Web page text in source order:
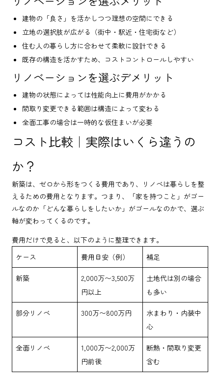
建物の「良さ」を活かしつつ理想の空間にできる
立地の選択肢が広がる（街中・駅近・住宅街など）
住む人の暮らし方に合わせて柔軟に設計できる
既存の構造を活かすため、コストコントロールしやすい
リノベーションを選ぶデメリット
建物の状態によっては性能向上に費用がかかる
間取り変更できる範囲は構造によって変わる
全面工事の場合は一時的な仮住まいが必要
コスト比較｜実際はいくら違うの
か？
新築は、ゼロから形をつくる費用であり、リノベは暮らしを整
えるための費用となります。つまり、「家を持つこと」がゴー
ルなのか「どんな暮らしをしたいか」がゴールなのかで、選ぶ
軸が変わってくるのです。
費用だけで見ると、以下のように整理できます。
ケース
費用目安（例） 補足
新築
2,000万〜3,500万
円以上
土地代は別の場合
も多い
部分リノベ 300万〜800万円
水まわり・内装中
心
全面リノベ
1,000万〜2,000万
円前後
断熱・間取り変更
含む